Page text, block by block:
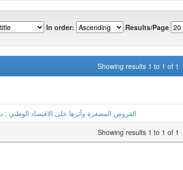
In order: Results/Page
Showing results 1 to 1 of 1
القروض المصغرة وأثرها على الاقتصاد الوطني :
Showing results 1 to 1 of 1